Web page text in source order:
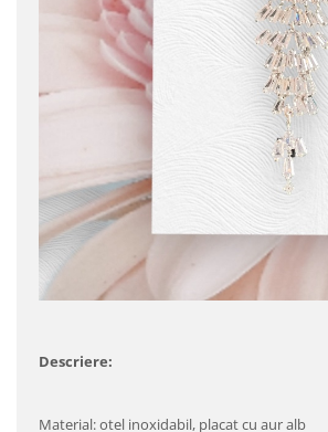
Descriere:
Material: otel inoxidabil, placat cu aur alb